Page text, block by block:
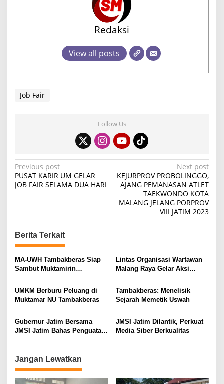
Redaksi
View all posts
Job Fair
Follow Us
P
o
a
v
i
a
i
o
Previous post
PUSAT KARIR UM GELAR
JOB FAIR SELAMA DUA HARI
Next post
KEJURPROV PROBOLINGGO,
AJANG PEMANASAN ATLET
TAEKWONDO KOTA
MALANG JELANG PORPROV
VIII JATIM 2023
Berita Terkait
MA-UWH Tambakberas Siap
Sambut Muktamirin
Lintas Organisasi Wartawan
Malang Raya Gelar Aksi
Ireng”
UMKM Berburu Peluang di
Muktamar NU Tambakberas
Tambakberas: Menelisik
Sejarah Memetik Uswah
Gubernur Jatim Bersama
JMSI Jatim Bahas Penguatan
JMSI Jatim Dilantik, Perkuat
Media Siber Berkualitas
Jangan Lewatkan